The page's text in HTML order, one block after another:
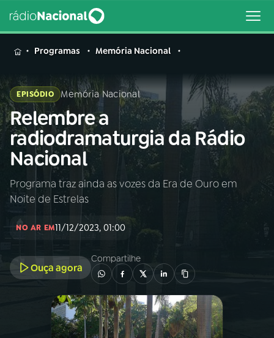
MENU
Buscar
na
Rádio
Nacional
Buscar
AO VIVO
INÍCIO
A RÁDIO
PROGRAMAÇÃO
Programas Memória Nacional
EPISÓDIO Memória Nacional
Relembre a
radiodramaturgia da Rádio
Nacional
Programa traz ainda as vozes da Era de Ouro em
Noite de Estrelas
NO AR EM11/12/2023, 01:00
Ouça agora
Compartilhe